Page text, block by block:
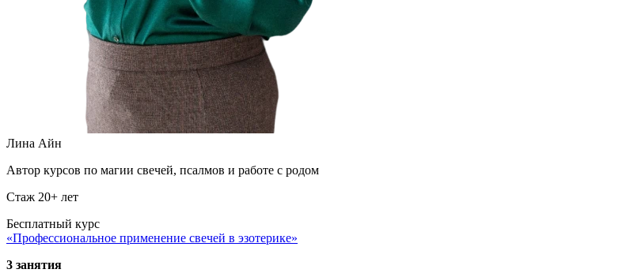
Лина Айн
Автор курсов по магии свечей, псалмов и работе с родом
Стаж 20+ лет
Бесплатный курс
«Профессиональное применение свечей в эзотерике»
3 занятия